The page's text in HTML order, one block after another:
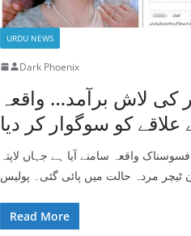
URDU NEWS
Dark Phoenix
کی لاش برآمد… واقعہ
علاقے کو سوگوار کر دیا
واقعہ سامنے آیا ہے جہاں لاپتہ
ٹیچر مردہ حالت میں پائی گئی۔ پولیس
Read More